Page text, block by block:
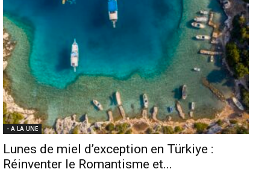
- A LA UNE
Lunes de miel d’exception en Türkiye :
Réinventer le Romantisme et...